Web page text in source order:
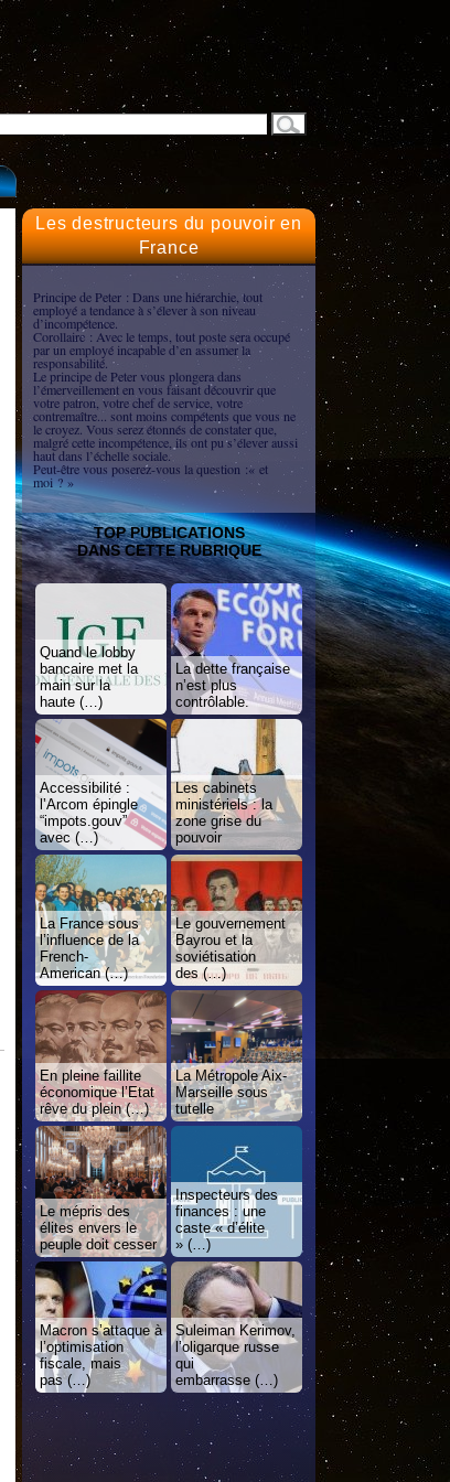
Les destructeurs du pouvoir en
France
Principe de Peter : Dans une hiérarchie, tout
employé a tendance à s’élever à son niveau
d’incompétence.
Corollaire : Avec le temps, tout poste sera occupé
par un employé incapable d’en assumer la
responsabilité.
Le principe de Peter vous plongera dans
l’émerveillement en vous faisant découvrir que
votre patron, votre chef de service, votre
contremaître... sont moins compétents que vous ne
le croyez. Vous serez étonnés de constater que,
malgré cette incompétence, ils ont pu s’élever aussi
haut dans l’échelle sociale.
Peut-être vous poserez-vous la question :« et
moi ? »
TOP PUBLICATIONS
DANS CETTE RUBRIQUE
Quand le lobby
bancaire met la
main sur la
haute (…)
La dette française
n’est plus
contrôlable.
Accessibilité :
l’Arcom épingle
“impots.gouv”
avec (…)
Les cabinets
ministériels : la
zone grise du
pouvoir
La France sous
l’influence de la
French-
American (…)
Le gouvernement
Bayrou et la
soviétisation
des (…)
En pleine faillite
économique l’Etat
rêve du plein (…)
La Métropole Aix-
Marseille sous
tutelle
Le mépris des
élites envers le
peuple doit cesser
Inspecteurs des
finances : une
caste « d’élite
» (…)
Macron s’attaque à
l’optimisation
fiscale, mais
pas (…)
Suleiman Kerimov,
l’oligarque russe
qui
embarrasse (…)